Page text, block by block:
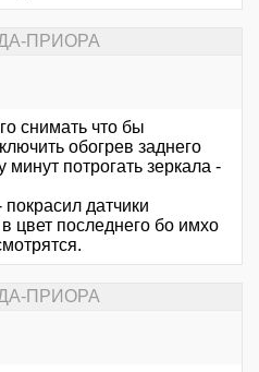
ПРИОРА
снимать что бы
обогрев заднего
минут потрогать зеркала -
датчики
цвет последнего бо имхо
ПРИОРА